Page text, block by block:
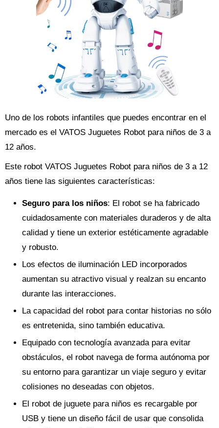
Uno de los robots infantiles que puedes encontrar en el
mercado es el VATOS Juguetes Robot para niños de 3 a
12 años.
Este robot VATOS Juguetes Robot para niños de 3 a 12
años tiene las siguientes características:
Seguro para los niños: El robot se ha fabricado
cuidadosamente con materiales duraderos y de alta
calidad y tiene un exterior estéticamente agradable
y robusto.
Los efectos de iluminación LED incorporados
aumentan su atractivo visual y realzan su encanto
durante las interacciones.
La capacidad del robot para contar historias no sólo
es entretenida, sino también educativa.
Equipado con tecnología avanzada para evitar
obstáculos, el robot navega de forma autónoma por
su entorno para garantizar un viaje seguro y evitar
colisiones no deseadas con objetos.
El robot de juguete para niños es recargable por
USB y tiene un diseño fácil de usar que consolida